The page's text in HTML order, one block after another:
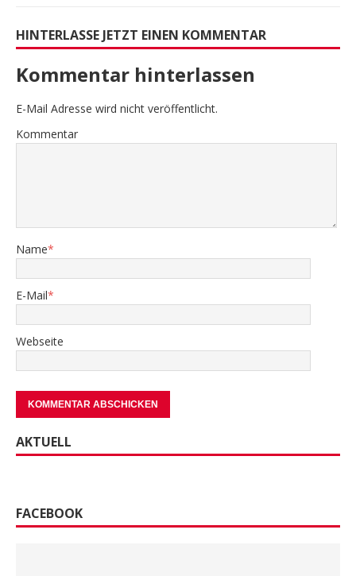
HINTERLASSE JETZT EINEN KOMMENTAR
Kommentar hinterlassen
E-Mail Adresse wird nicht veröffentlicht.
Kommentar
Name*
E-Mail*
Webseite
AKTUELL
FACEBOOK